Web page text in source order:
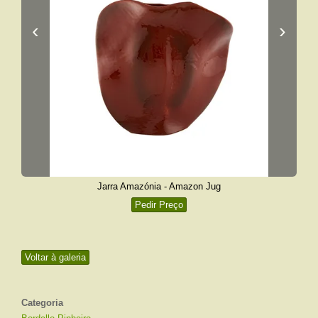
Voltar à galeria
Categoria
‹ ›
Jarra Amazónia - Amazon Jug
Pedir Preço